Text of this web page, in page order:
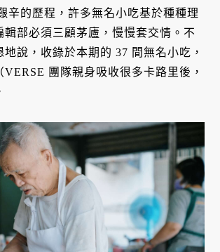
的歷程，許多無名小吃基於種種理
輯部必須三顧茅廬，慢慢套交情。不
說，收錄於本期的 37 間無名小吃，
VERSE 團隊親身吸收很多卡路里後，